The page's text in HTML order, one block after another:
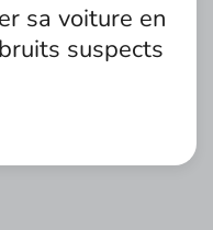
sa voiture en
suspects